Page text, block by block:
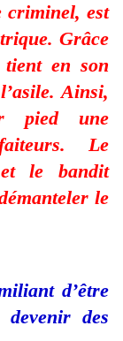
criminel, est
Grâce
en son
Ainsi,
pied une
Le
le bandit
le
d’être
des